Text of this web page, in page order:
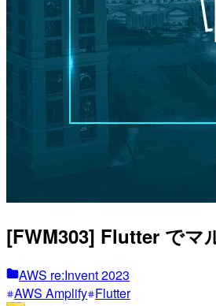
[FWM303] Flutter でマ
AWS re:Invent 2023
AWS Amplify Flutter